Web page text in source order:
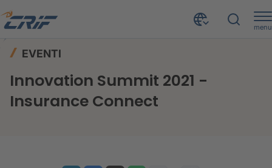
menu
EVENTI
Innovation Summit 2021 -
Insurance Connect